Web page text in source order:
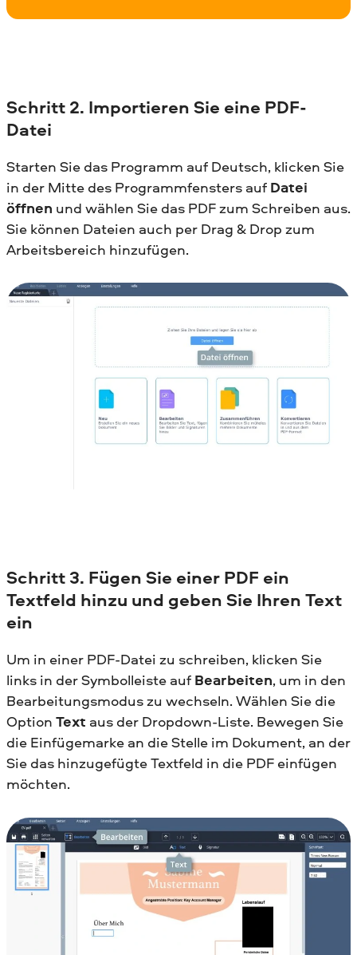
Schritt 2. Importieren Sie eine PDF-
Datei
Starten Sie das Programm auf Deutsch, klicken Sie
in der Mitte des Programmfensters auf Datei
öffnen und wählen Sie das PDF zum Schreiben aus.
Sie können Dateien auch per Drag & Drop zum
Arbeitsbereich hinzufügen.
Schritt 3. Fügen Sie einer PDF ein
Textfeld hinzu und geben Sie Ihren Text
ein
Um in einer PDF-Datei zu schreiben, klicken Sie
links in der Symbolleiste auf Bearbeiten, um in den
Bearbeitungsmodus zu wechseln. Wählen Sie die
Option Text aus der Dropdown-Liste. Bewegen Sie
die Einfügemarke an die Stelle im Dokument, an der
Sie das hinzugefügte Textfeld in die PDF einfügen
möchten.